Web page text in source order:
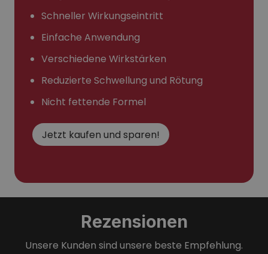
Schneller Wirkungseintritt
Einfache Anwendung
Verschiedene Wirkstärken
Reduzierte Schwellung und Rötung
Nicht fettende Formel
Jetzt kaufen und sparen!
Rezensionen
Unsere Kunden sind unsere beste Empfehlung.